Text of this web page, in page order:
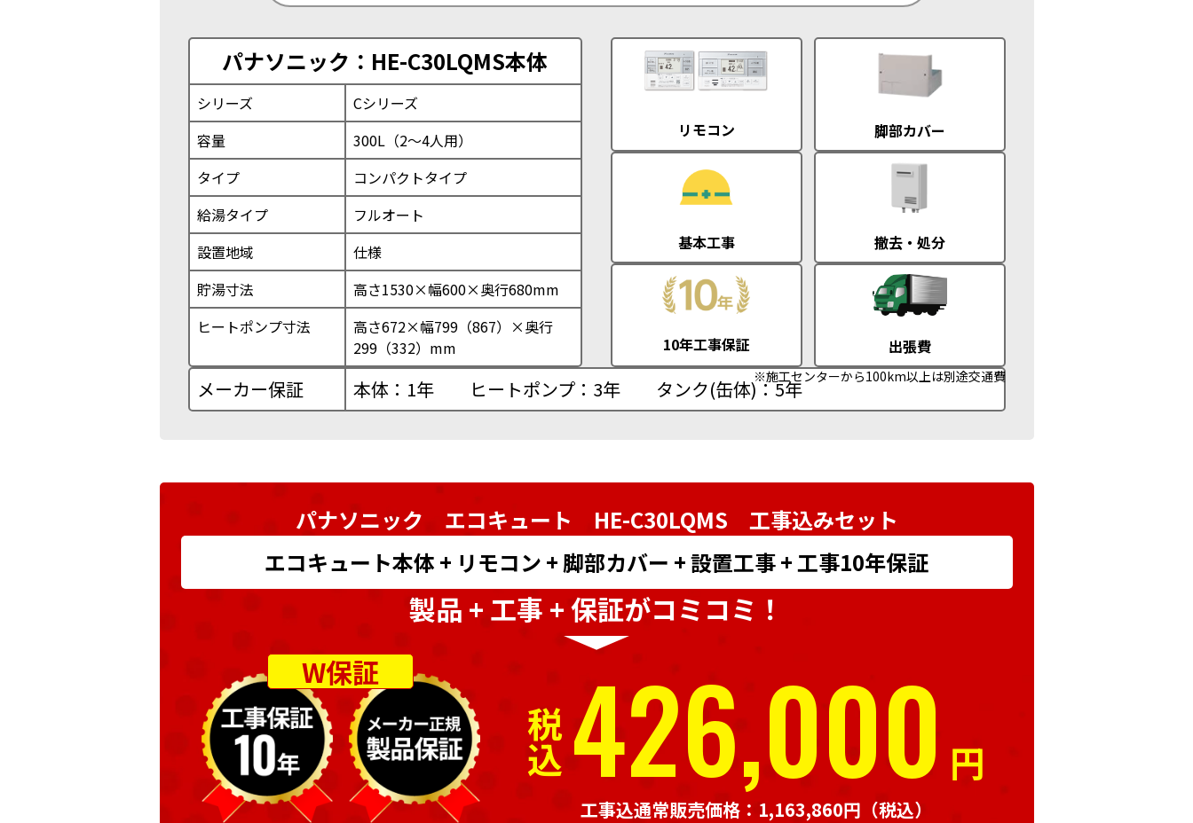
パナソニック：HE-C30LQMS本体
シリーズ
Cシリーズ
容量
300L（2～4人用）
タイプ
コンパクトタイプ
給湯タイプ
フルオート
設置地域
仕様
貯湯寸法
高さ1530×幅600×奥行680mm
ヒートポンプ寸法
高さ672×幅799（867）×奥行
299（332）mm
リモコン 脚部カバー
基本工事 撤去・処分
10年工事保証 出張費
※施工センターから100km以上は別途交通費
メーカー保証 本体：1年 ヒートポンプ：3年 タンク(缶体)：5年
パナソニック エコキュート HE-C30LQMS 工事込みセット
エコキュート本体 + リモコン + 脚部カバー + 設置工事 + 工事10年保証
製品 + 工事 + 保証がコミコミ！
W保証
税込426,000 円
工事込通常販売価格：1,163,860円 （税込）